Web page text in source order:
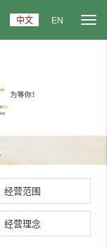
中文 EN
经营范围
经营理念